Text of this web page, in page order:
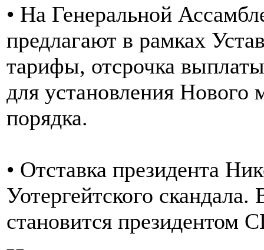
• На Генеральной
предлагают в рамках
тарифы, отсрочка
для установления Нового
порядка.
• Отставка президента
Уотергейтского
становится